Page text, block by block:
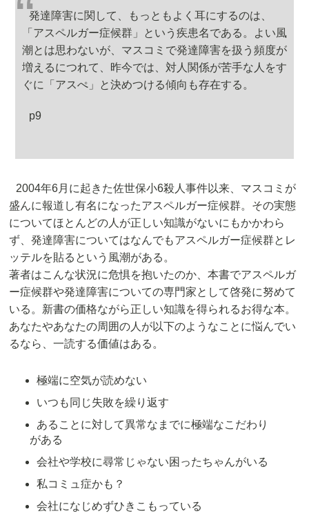
発達障害に関して、もっともよく耳にするのは、
「アスペルガー症候群」という疾患名である。よい風
潮とは思わないが、マスコミで発達障害を扱う頻度が
増えるにつれて、昨今では、対人関係が苦手な人をす
ぐに「アスぺ」と決めつける傾向も存在する。
p9
2004年6月に起きた佐世保小6殺人事件以来、マスコミが
盛んに報道し有名になったアスペルガー症候群。その実態
についてほとんどの人が正しい知識がないにもかかわら
ず、発達障害についてはなんでもアスペルガー症候群とレ
ッテルを貼るという風潮がある。
著者はこんな状況に危惧を抱いたのか、本書でアスペルガ
ー症候群や発達障害についての専門家として啓発に努めて
いる。新書の価格ながら正しい知識を得られるお得な本。
あなたやあなたの周囲の人が以下のようなことに悩んでい
るなら、一読する価値はある。
極端に空気が読めない
いつも同じ失敗を繰り返す
あることに対して異常なまでに極端なこだわり
がある
会社や学校に尋常じゃない困ったちゃんがいる
私コミュ症かも？
会社になじめずひきこもっている